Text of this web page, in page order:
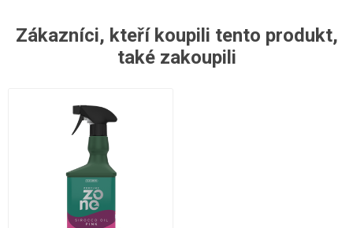
Zákazníci, kteří koupili tento produkt,
také zakoupili